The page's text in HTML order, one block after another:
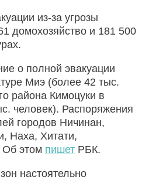
из-за угрозы
домохозяйство и 181 500
о полной эвакуации
Миэ (более 42 тыс.
района Кимоцуки в
человек). Распоряжения
городов Ничинан,
Наха, Хитати,
Об этом пишет РБК.
настоятельно